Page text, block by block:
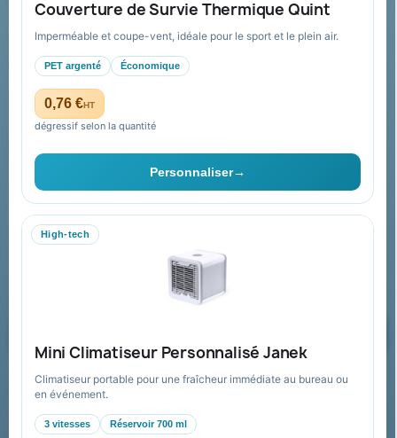
Couverture de Survie Thermique Quint
Imperméable et coupe-vent, idéale pour le sport et le plein air.
PET argenté Économique
0,76 €HT
dégressif selon la quantité
Personnaliser→
High-tech
Mini Climatiseur Personnalisé Janek
Climatiseur portable pour une fraîcheur immédiate au bureau ou
en événement.
3 vitesses Réservoir 700 ml
Conditions de retour
Paiement sécurisé
Plan du site
Contact & devis
06 09 53 17 41
WhatsApp
equipe@promenoch-goodies.com
Recevez nos offres spéciales